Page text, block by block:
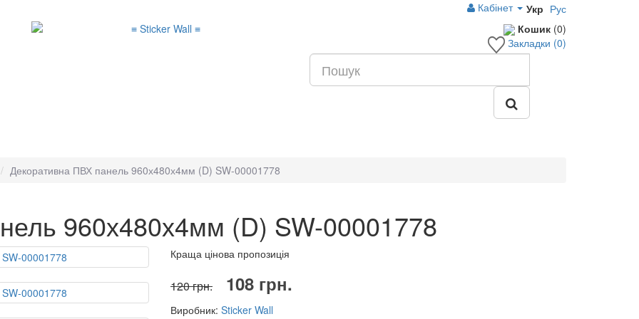
Укр Рус
Кабінет
Кошик (0)
Закладки (0)
Декоративна ПВХ панель 960х480х4мм (D) SW-00001778
960х480х4мм (D) SW-00001778
Краща цінова пропозиція
120 грн. 108 грн.
Виробник: Sticker Wall